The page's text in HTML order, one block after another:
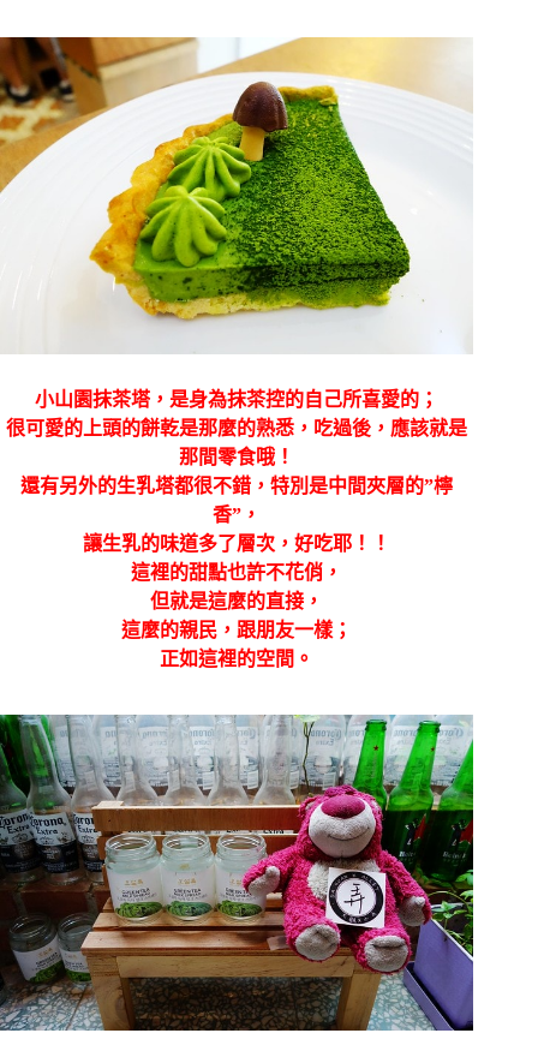
小山園抹茶塔，是身為抹茶控的自己所喜愛的；
很可愛的上頭的餅乾是那麼的熟悉，吃過後，應該就是
那間零食哦！
還有另外的生乳塔都很不錯，特別是中間夾層的”檸
香”，
讓生乳的味道多了層次，好吃耶！！
這裡的甜點也許不花俏，
但就是這麼的直接，
這麼的親民，跟朋友一樣；
正如這裡的空間。